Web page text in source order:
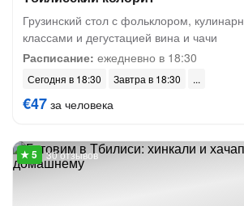
Грузинский стол с фольклором,
классами и дегустацией вина и чачи
Расписание: ежедневно в 18:30
Сегодня в 18:30 Завтра в 18:30
€47 за человека
30 отзывов